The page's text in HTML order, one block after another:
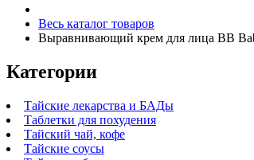
Весь каталог товаров
Выравнивающий крем для лица BB
Категории
Тайские лекарства и БАДы
Таблетки для похудения
Тайский чай, кофе
Тайские соусы